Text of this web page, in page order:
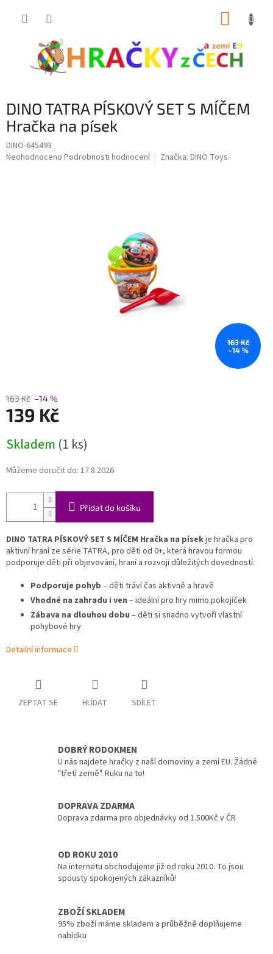
DINO TATRA PÍSKOVÝ SET S MÍČEM
Hračka na písek
DINO-645493
Průměrné
Neohodnoceno Podrobnosti hodnocení Značka: DINO Toys
163 Kč
–14 %
163 Kč –14 %
139 Kč
cena:
Skladem (1 ks)
Můžeme doručit do: 17.8.2026
Přidat do košíku
DINO TATRA PÍSKOVÝ SET S MÍČEM Hračka na písekje hračka pro
aktivní hraní ze série TATRA, pro děti od 0+, která hravou formou
podporuje děti při objevování, hraní a rozvoji důležitých dovedností.
Podporuje pohyb – děti tráví čas aktivně a hravě
Vhodné na zahradu i ven – ideální pro hry mimo pokojíček
Zábava na dlouhou dobu – děti si snadno vytvoří vlastní
pohybové hry
Detailní informace
ZEPTAT SE HLÍDAT SDÍLET
DOBRÝ RODOKMEN
U nás najdete hračky z naší domoviny a zemí EU. Žádné
"třetí země". Ruku na to!
DOPRAVA ZDARMA
Doprava zdarma pro objednávky od 1.500Kč v ČR
OD ROKU 2010
Na internetu obchodujeme již od roku 2010. To jsou
spousty spokojených zákazníků!
ZBOŽÍ SKLADEM
95% zboží máme skladem a průběžně doplňujeme
nabídku